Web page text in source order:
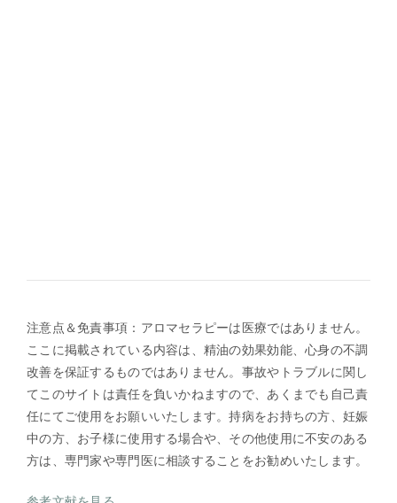
注意点＆免責事項：アロマセラピーは医療ではありません。
ここに掲載されている内容は、精油の効果効能、心身の不調
改善を保証するものではありません。事故やトラブルに関し
てこのサイトは責任を負いかねますので、あくまでも自己責
任にてご使用をお願いいたします。持病をお持ちの方、妊娠
中の方、お子様に使用する場合や、その他使用に不安のある
方は、専門家や専門医に相談することをお勧めいたします。